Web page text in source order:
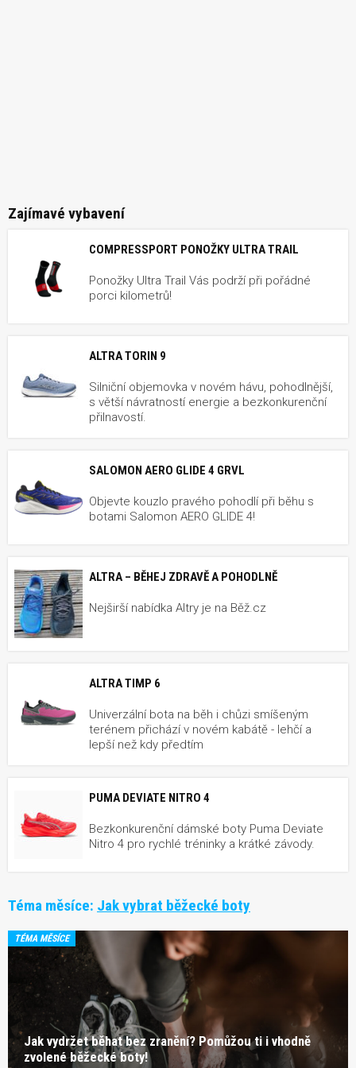
Zajímavé vybavení
COMPRESSPORT PONOŽKY ULTRA TRAIL
Ponožky Ultra Trail Vás podrží při pořádné
porci kilometrů!
ALTRA TORIN 9
Silniční objemovka v novém hávu, pohodlnější,
s větší návratností energie a bezkonkurenční
přilnavostí.
SALOMON AERO GLIDE 4 GRVL
Objevte kouzlo pravého pohodlí při běhu s
botami Salomon AERO GLIDE 4!
ALTRA – BĚHEJ ZDRAVĚ A POHODLNĚ
Nejširší nabídka Altry je na Běž.cz
ALTRA TIMP 6
Univerzální bota na běh i chůzi smíšeným
terénem přichází v novém kabátě - lehčí a
lepší než kdy předtím
PUMA DEVIATE NITRO 4
Bezkonkurenční dámské boty Puma Deviate
Nitro 4 pro rychlé tréninky a krátké závody.
Téma měsíce: Jak vybrat běžecké boty
TÉMA MĚSÍCE
Jak vydržet běhat bez zranění? Pomůžou ti i vhodně
zvolené běžecké boty!